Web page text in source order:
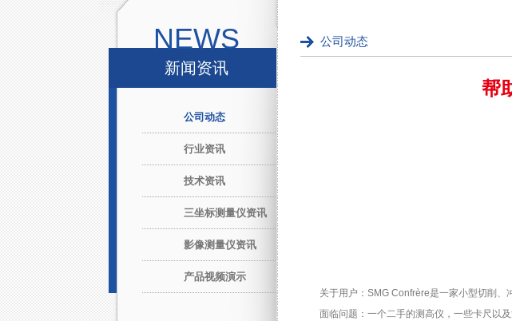
NEWS
新闻资讯
公司动态
行业资讯
技术资讯
三坐标测量仪资讯
影像测量仪资讯
产品视频演示
公司动态
帮
关于用户：SMG Confrère是一家小型切削、
面临问题：一个二手的测高仪，一些卡尺以